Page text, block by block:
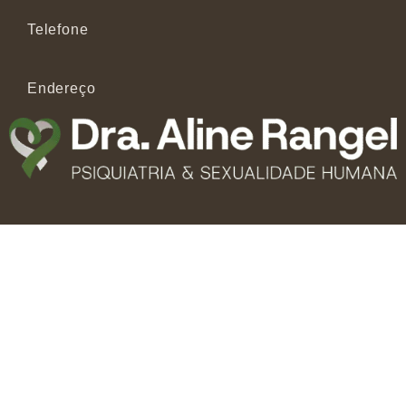
Telefone
Endereço